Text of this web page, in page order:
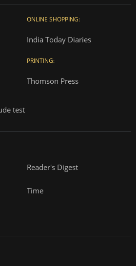
test
ONLINE SHOPPING:
India Today Diaries
PRINTING:
Thomson Press
Reader's Digest
Time